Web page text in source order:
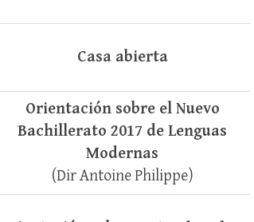
Casa abierta
Orientación sobre el Nuevo
Bachillerato 2017 de Lenguas
Modernas
(Dir Antoine Philippe)